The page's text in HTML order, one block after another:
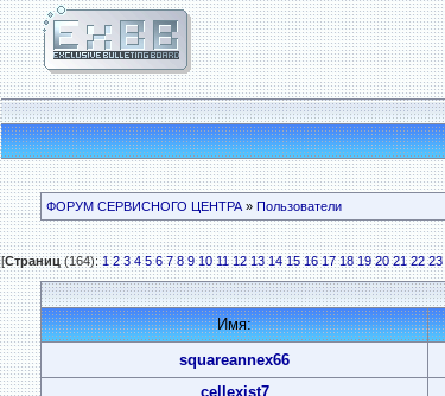
ФОРУМ СЕРВИСНОГО ЦЕНТРА » Пользователи
[Страниц(164):1 2 3 4 5 6 7 8 9 10 11 12 13 14 15 16 17 18 19 20 21 22 23
Имя:
squareannex66
cellexist7